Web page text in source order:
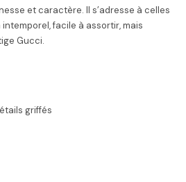
et caractère. Il s’adresse à celles
facile à assortir, mais
Gucci.
griffés